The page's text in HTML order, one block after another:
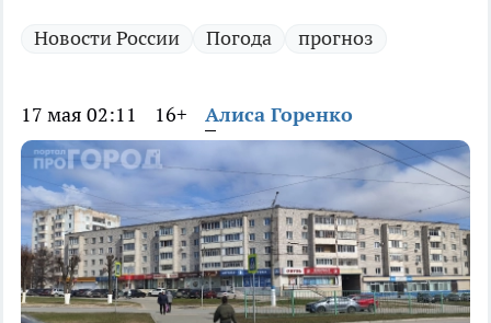
Новости России Погода прогноз
17 мая 02:11 16+ Алиса Горенко